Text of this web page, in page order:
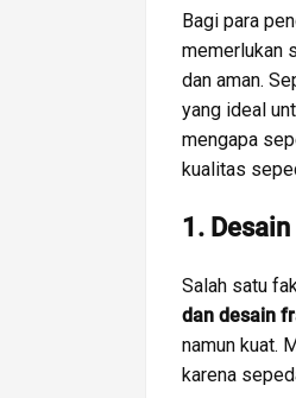
Bagi para
memerlukan
dan aman.
yang ideal
mengapa
kualitas
1.
Salah satu
dan desain
namun kuat.
karena